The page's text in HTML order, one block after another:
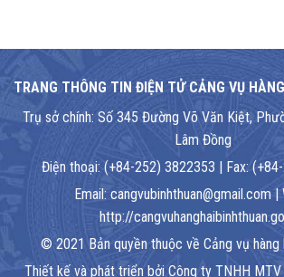
TRANG THÔNG TIN ĐIỆN TỬ CẢNG VỤ
Trụ sở chính: Số 345 Đường Võ Văn Kiệt,
Lâm Đồng
Điện thoại: (+84-252) 3822353 | Fax:
Email: cangvubinhthuan@gmail.com |
http://
© 2021 Bản quyền thuộc về Cảng vụ hàng
Thiết kế và phát triển bởi Công ty TNHH